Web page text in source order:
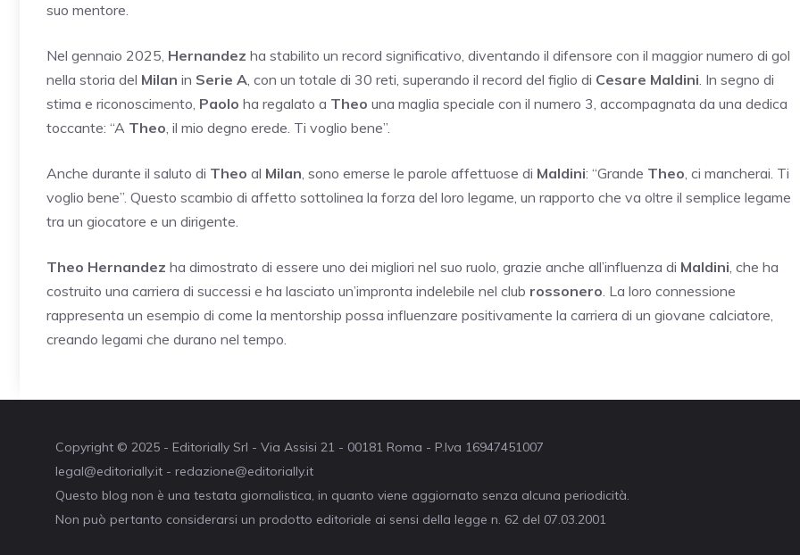
suo mentore.
Nel gennaio 2025, Hernandez ha stabilito un record significativo, diventando il difensore con il maggior numero di gol
nella storia del Milan in Serie A, con un totale di 30 reti, superando il record del figlio di Cesare Maldini. In segno di
stima e riconoscimento, Paolo ha regalato a Theo una maglia speciale con il numero 3, accompagnata da una dedica
toccante: “A Theo, il mio degno erede. Ti voglio bene”.
Anche durante il saluto di Theo al Milan, sono emerse le parole affettuose di Maldini: “Grande Theo, ci mancherai. Ti
voglio bene”. Questo scambio di affetto sottolinea la forza del loro legame, un rapporto che va oltre il semplice legame
tra un giocatore e un dirigente.
Theo Hernandez ha dimostrato di essere uno dei migliori nel suo ruolo, grazie anche all’influenza di Maldini, che ha
costruito una carriera di successi e ha lasciato un’impronta indelebile nel club rossonero. La loro connessione
rappresenta un esempio di come la mentorship possa influenzare positivamente la carriera di un giovane calciatore,
creando legami che durano nel tempo.
Copyright © 2025 - Editorially Srl - Via Assisi 21 - 00181 Roma - P.Iva 16947451007
legal@editorially.it - redazione@editorially.it
Questo blog non è una testata giornalistica, in quanto viene aggiornato senza alcuna periodicità.
Non può pertanto considerarsi un prodotto editoriale ai sensi della legge n. 62 del 07.03.2001